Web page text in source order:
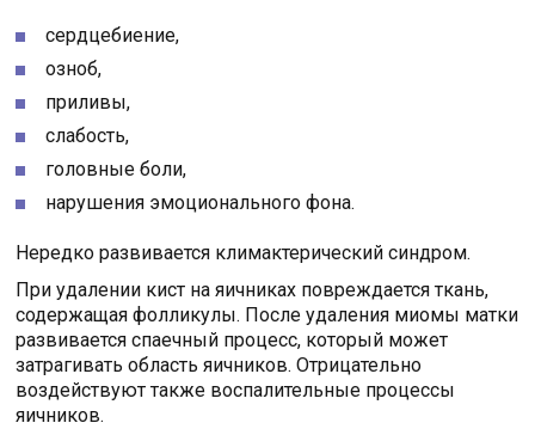
сердцебиение,
озноб,
приливы,
слабость,
головные боли,
нарушения эмоционального фона.
Нередко развивается климактерический синдром.
При удалении кист на яичниках повреждается ткань,
содержащая фолликулы. После удаления миомы матки
развивается спаечный процесс, который может
затрагивать область яичников. Отрицательно
воздействуют также воспалительные процессы
яичников.